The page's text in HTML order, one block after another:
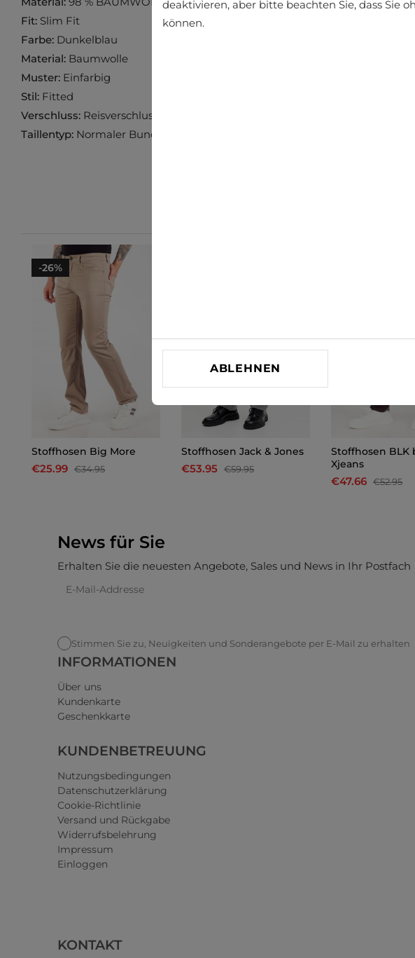
Fit: Slim Fit
Farbe: Dunkelblau
Material: Baumwolle
Muster: Einfarbig
Stil: Fitted
Verschluss: Reisverschluss
Taillentyp: Normaler Bund
-26%
Stoffhosen Big More
€25.99 €34.95
Stoffhosen Jack & Jones
€53.95 €59.95
Stoffhosen BLK
Xjeans
€47.66 €52.95
News für Sie
Erhalten Sie die neuesten Angebote, Sales und News in Ihr Postfach
Stimmen Sie zu, Neuigkeiten und Sonderangebote per E-Mail zu erhalten
INFORMATIONEN
Über uns
Kundenkarte
Geschenkkarte
KUNDENBETREUUNG
Nutzungsbedingungen
Datenschutzerklärung
Cookie-Richtlinie
Versand und Rückgabe
Widerrufsbelehrung
Impressum
Einloggen
KONTAKT
deaktivieren, aber bitte beachten Sie, dass Sie
können.
ABLEHNEN